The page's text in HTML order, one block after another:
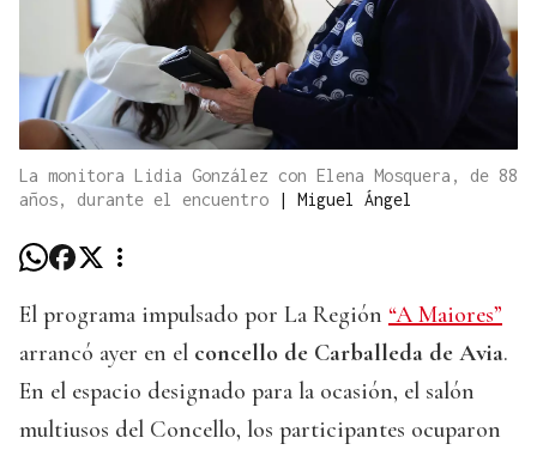
La monitora Lidia González con Elena Mosquera, de 88
años, durante el encuentro
| Miguel Ángel
El programa impulsado por La Región “A Maiores”
arrancó ayer en el concello de Carballeda de Avia.
En el espacio designado para la ocasión, el salón
multiusos del Concello, los participantes ocuparon